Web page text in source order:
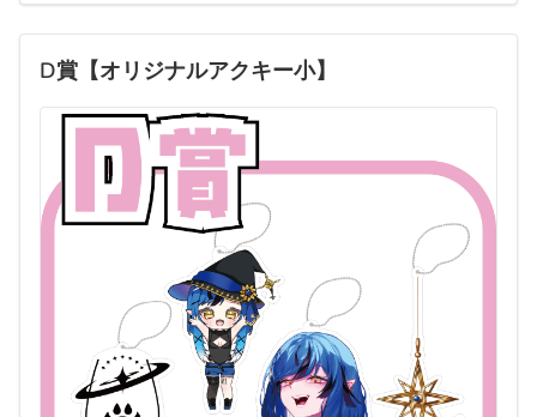
D賞【オリジナルアクキー小】